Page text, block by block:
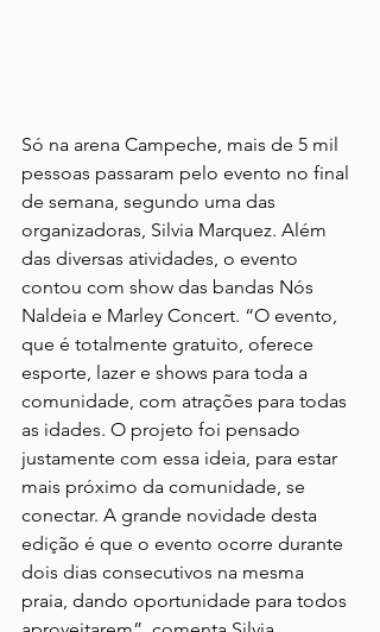
Só na arena Campeche, mais de 5 mil
pessoas passaram pelo evento no final
de semana, segundo uma das
organizadoras, Silvia Marquez. Além
das diversas atividades, o evento
contou com show das bandas Nós
Naldeia e Marley Concert. “O evento,
que é totalmente gratuito, oferece
esporte, lazer e shows para toda a
comunidade, com atrações para todas
as idades. O projeto foi pensado
justamente com essa ideia, para estar
mais próximo da comunidade, se
conectar. A grande novidade desta
edição é que o evento ocorre durante
dois dias consecutivos na mesma
praia, dando oportunidade para todos